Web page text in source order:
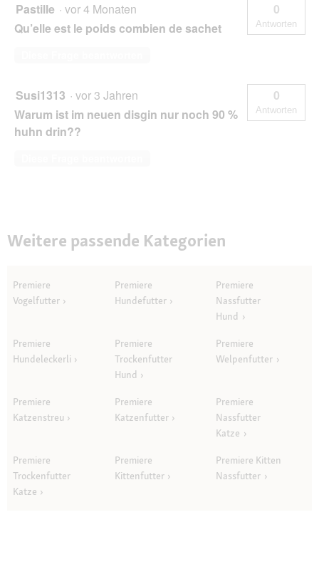
Pastille · vor 4 Monaten
Qu’elle est le poids combien de sachet
0
Antworten
Susi1313 · vor 3 Jahren
Warum ist im neuen disgin nur noch 90 %
huhn drin??
0
Antworten
Weitere passende Kategorien
Premiere
Vogelfutter
Premiere
Hundefutter
Premiere
Nassfutter
Hund
Premiere
Hundeleckerli
Premiere
Trockenfutter
Hund
Premiere
Welpenfutter
Premiere
Katzenstreu
Premiere
Katzenfutter
Premiere
Nassfutter
Katze
Premiere
Trockenfutter
Katze
Premiere
Kittenfutter
Premiere Kitten
Nassfutter